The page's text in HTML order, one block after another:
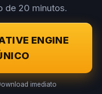
de 20 minutos.
ENGINE
imediato